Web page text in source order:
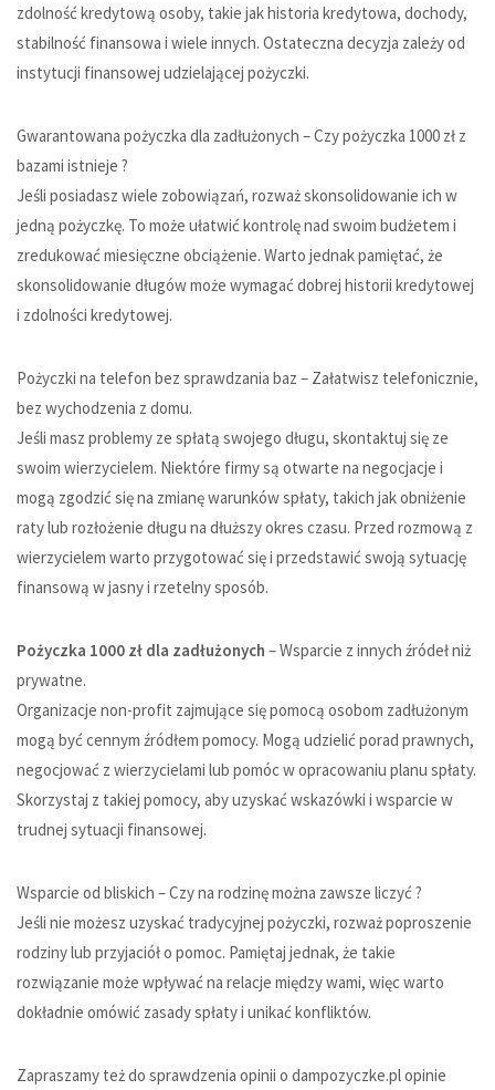
zdolność kredytową osoby, takie jak historia kredytowa, dochody,
stabilność finansowa i wiele innych. Ostateczna decyzja zależy od
instytucji finansowej udzielającej pożyczki.
Gwarantowana pożyczka dla zadłużonych – Czy pożyczka 1000 zł z
bazami istnieje ?
Jeśli posiadasz wiele zobowiązań, rozważ skonsolidowanie ich w
jedną pożyczkę. To może ułatwić kontrolę nad swoim budżetem i
zredukować miesięczne obciążenie. Warto jednak pamiętać, że
skonsolidowanie długów może wymagać dobrej historii kredytowej
i zdolności kredytowej.
Pożyczki na telefon bez sprawdzania baz – Załatwisz telefonicznie,
bez wychodzenia z domu.
Jeśli masz problemy ze spłatą swojego długu, skontaktuj się ze
swoim wierzycielem. Niektóre firmy są otwarte na negocjacje i
mogą zgodzić się na zmianę warunków spłaty, takich jak obniżenie
raty lub rozłożenie długu na dłuższy okres czasu. Przed rozmową z
wierzycielem warto przygotować się i przedstawić swoją sytuację
finansową w jasny i rzetelny sposób.
Pożyczka 1000 zł dla zadłużonych – Wsparcie z innych źródeł niż
prywatne.
Organizacje non-profit zajmujące się pomocą osobom zadłużonym
mogą być cennym źródłem pomocy. Mogą udzielić porad prawnych,
negocjować z wierzycielami lub pomóc w opracowaniu planu spłaty.
Skorzystaj z takiej pomocy, aby uzyskać wskazówki i wsparcie w
trudnej sytuacji finansowej.
Wsparcie od bliskich – Czy na rodzinę można zawsze liczyć ?
Jeśli nie możesz uzyskać tradycyjnej pożyczki, rozważ poproszenie
rodziny lub przyjaciół o pomoc. Pamiętaj jednak, że takie
rozwiązanie może wpływać na relacje między wami, więc warto
dokładnie omówić zasady spłaty i unikać konfliktów.
Zapraszamy też do sprawdzenia opinii o dampozyczke.pl opinie